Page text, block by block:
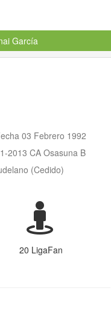
García
03 Febrero 1992
2013 CA Osasuna B
(Cedido)
20 LigaFan